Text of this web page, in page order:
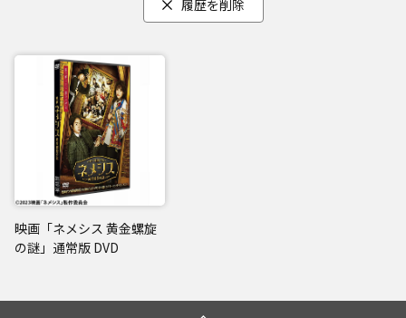
履歴を削除
映画「ネメシス 黄金螺旋
の謎」通常版 DVD